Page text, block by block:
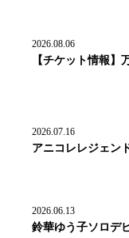
2026.08.06
【チケット情報
2026.07.16
アニコレレジェン
2026.06.13
鈴華ゆう子ソロデ